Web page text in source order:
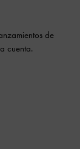
de
cuenta.